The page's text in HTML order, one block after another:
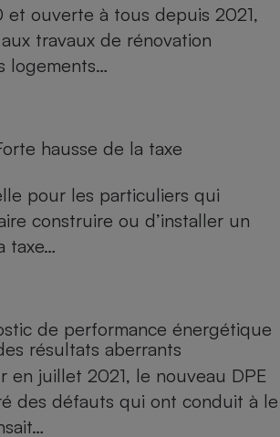
et ouverte à tous depuis 2021,
travaux de rénovation
logements…
hausse de la taxe
pour les particuliers qui
construire ou d’installer un
taxe…
de performance énergétique
résultats aberrants
en juillet 2021, le nouveau DPE
des défauts qui ont conduit à le